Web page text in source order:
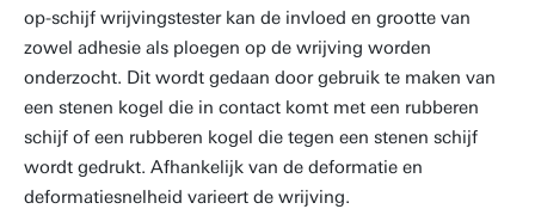
op-schijf wrijvingstester kan de invloed en grootte van
zowel adhesie als ploegen op de wrijving worden
onderzocht. Dit wordt gedaan door gebruik te maken van
een stenen kogel die in contact komt met een rubberen
schijf of een rubberen kogel die tegen een stenen schijf
wordt gedrukt. Afhankelijk van de deformatie en
deformatiesnelheid varieert de wrijving.